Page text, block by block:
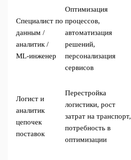
Специалист по
данным /
аналитик /
ML-инженер
Оптимизация
процессов,
автоматизация
решений,
персонализация
сервисов
Логист и
аналитик
цепочек
поставок
Перестройка
логистики, рост
затрат на транспорт,
потребность в
оптимизации